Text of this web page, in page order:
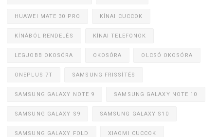
HUAWEI MATE 30 PRO KÍNAI CUCCOK
KÍNÁBÓL RENDELÉS KÍNAI TELEFONOK
LEGJOBB OKOSÓRA OKOSÓRA OLCSÓ OKOSÓRA
ONEPLUS 7T SAMSUNG FRISSÍTÉS
SAMSUNG GALAXY NOTE 9 SAMSUNG GALAXY NOTE 10
SAMSUNG GALAXY S9 SAMSUNG GALAXY S10
SAMSUNG GALAXY FOLD XIAOMI CUCCOK